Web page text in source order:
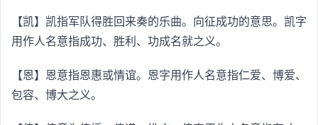
【凯】凯指军队得胜回来奏的乐曲。向征成功的意思。凯字
用作人名意指成功、胜利、功成名就之义。
【恩】恩意指恩惠或情谊。恩字用作人名意指仁爱、博爱、
包容、博大之义。